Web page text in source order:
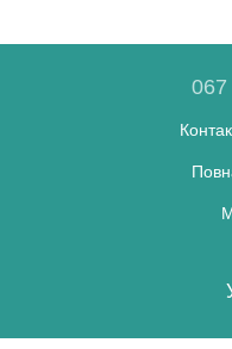
067